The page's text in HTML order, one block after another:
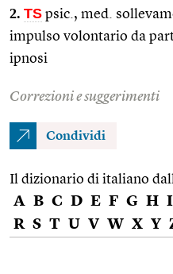
2. TS psic., med.
impulso volontario da
ipnosi
Correzioni e suggerimenti
Condividi
Il dizionario di italiano
A B C D E F G H I
R S T U V W X Y